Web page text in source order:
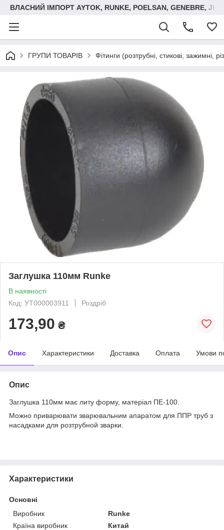
ВЛАСНИЙ ІМПОРТ AYTOK, RUNKE, POELSAN, GENEBRE,
ГРУПИ ТОВАРІВ Фітинги (розтрубні, стикові, зажимні,
Заглушка 110мм Runke
В наявності
Код: УТ000003911
Роздріб
173,90 ₴
Опис Характеристики Доставка Оплата Умови
Опис
Заглушка 110мм має литу форму, матеріал ПЕ-100.
Можно приварювати зварювальним апаратом для ППР труб з
насадками для розтрубной зварки.
Характеристики
Основні
Виробник
Runke
Країна виробник
Китай